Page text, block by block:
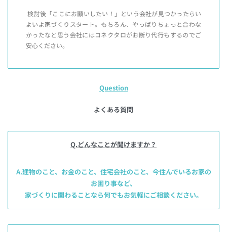
検討後「ここにお願いしたい！」という会社が見つかったらい
よいよ家づくりスタート。もちろん、やっぱりちょっと合わな
かったなと思う会社にはコネクタロがお断り代行もするのでご
安心ください。
Question
よくある質問
Q.どんなことが聞けますか？
A.建物のこと、お金のこと、住宅会社のこと、 今住んでいるお家の
お困り事など、
家づくりに関わることなら何でもお気軽にご相談ください。